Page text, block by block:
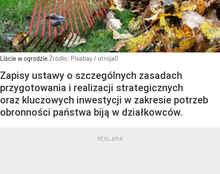
Liście w ogrodzieŹródło: Pixabay/ utroja0
Zapisy ustawy o szczególnych zasadach
przygotowania i realizacji strategicznych
oraz kluczowych inwestycji w zakresie potrzeb
obronności państwa biją w działkowców.